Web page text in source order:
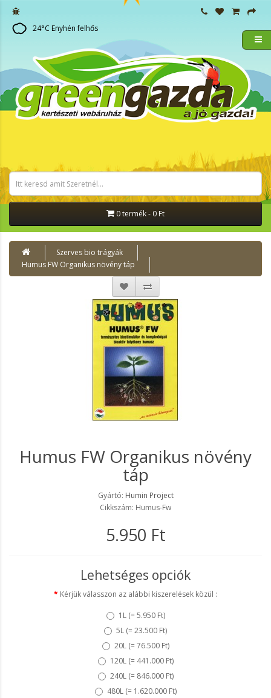
24°C Enyhén felhős
0 termék - 0 Ft
Szerves bio trágyák
Humus FW Organikus növény táp
Humus FW Organikus növény
táp
Gyártó: Humin Project
Cikkszám: Humus-Fw
5.950 Ft
Lehetséges opciók
Kérjük válasszon az alábbi kiszerelések közül :
1L (= 5.950 Ft)
5L (= 23.500 Ft)
20L (= 76.500 Ft)
120L (= 441.000 Ft)
240L (= 846.000 Ft)
480L (= 1.620.000 Ft)